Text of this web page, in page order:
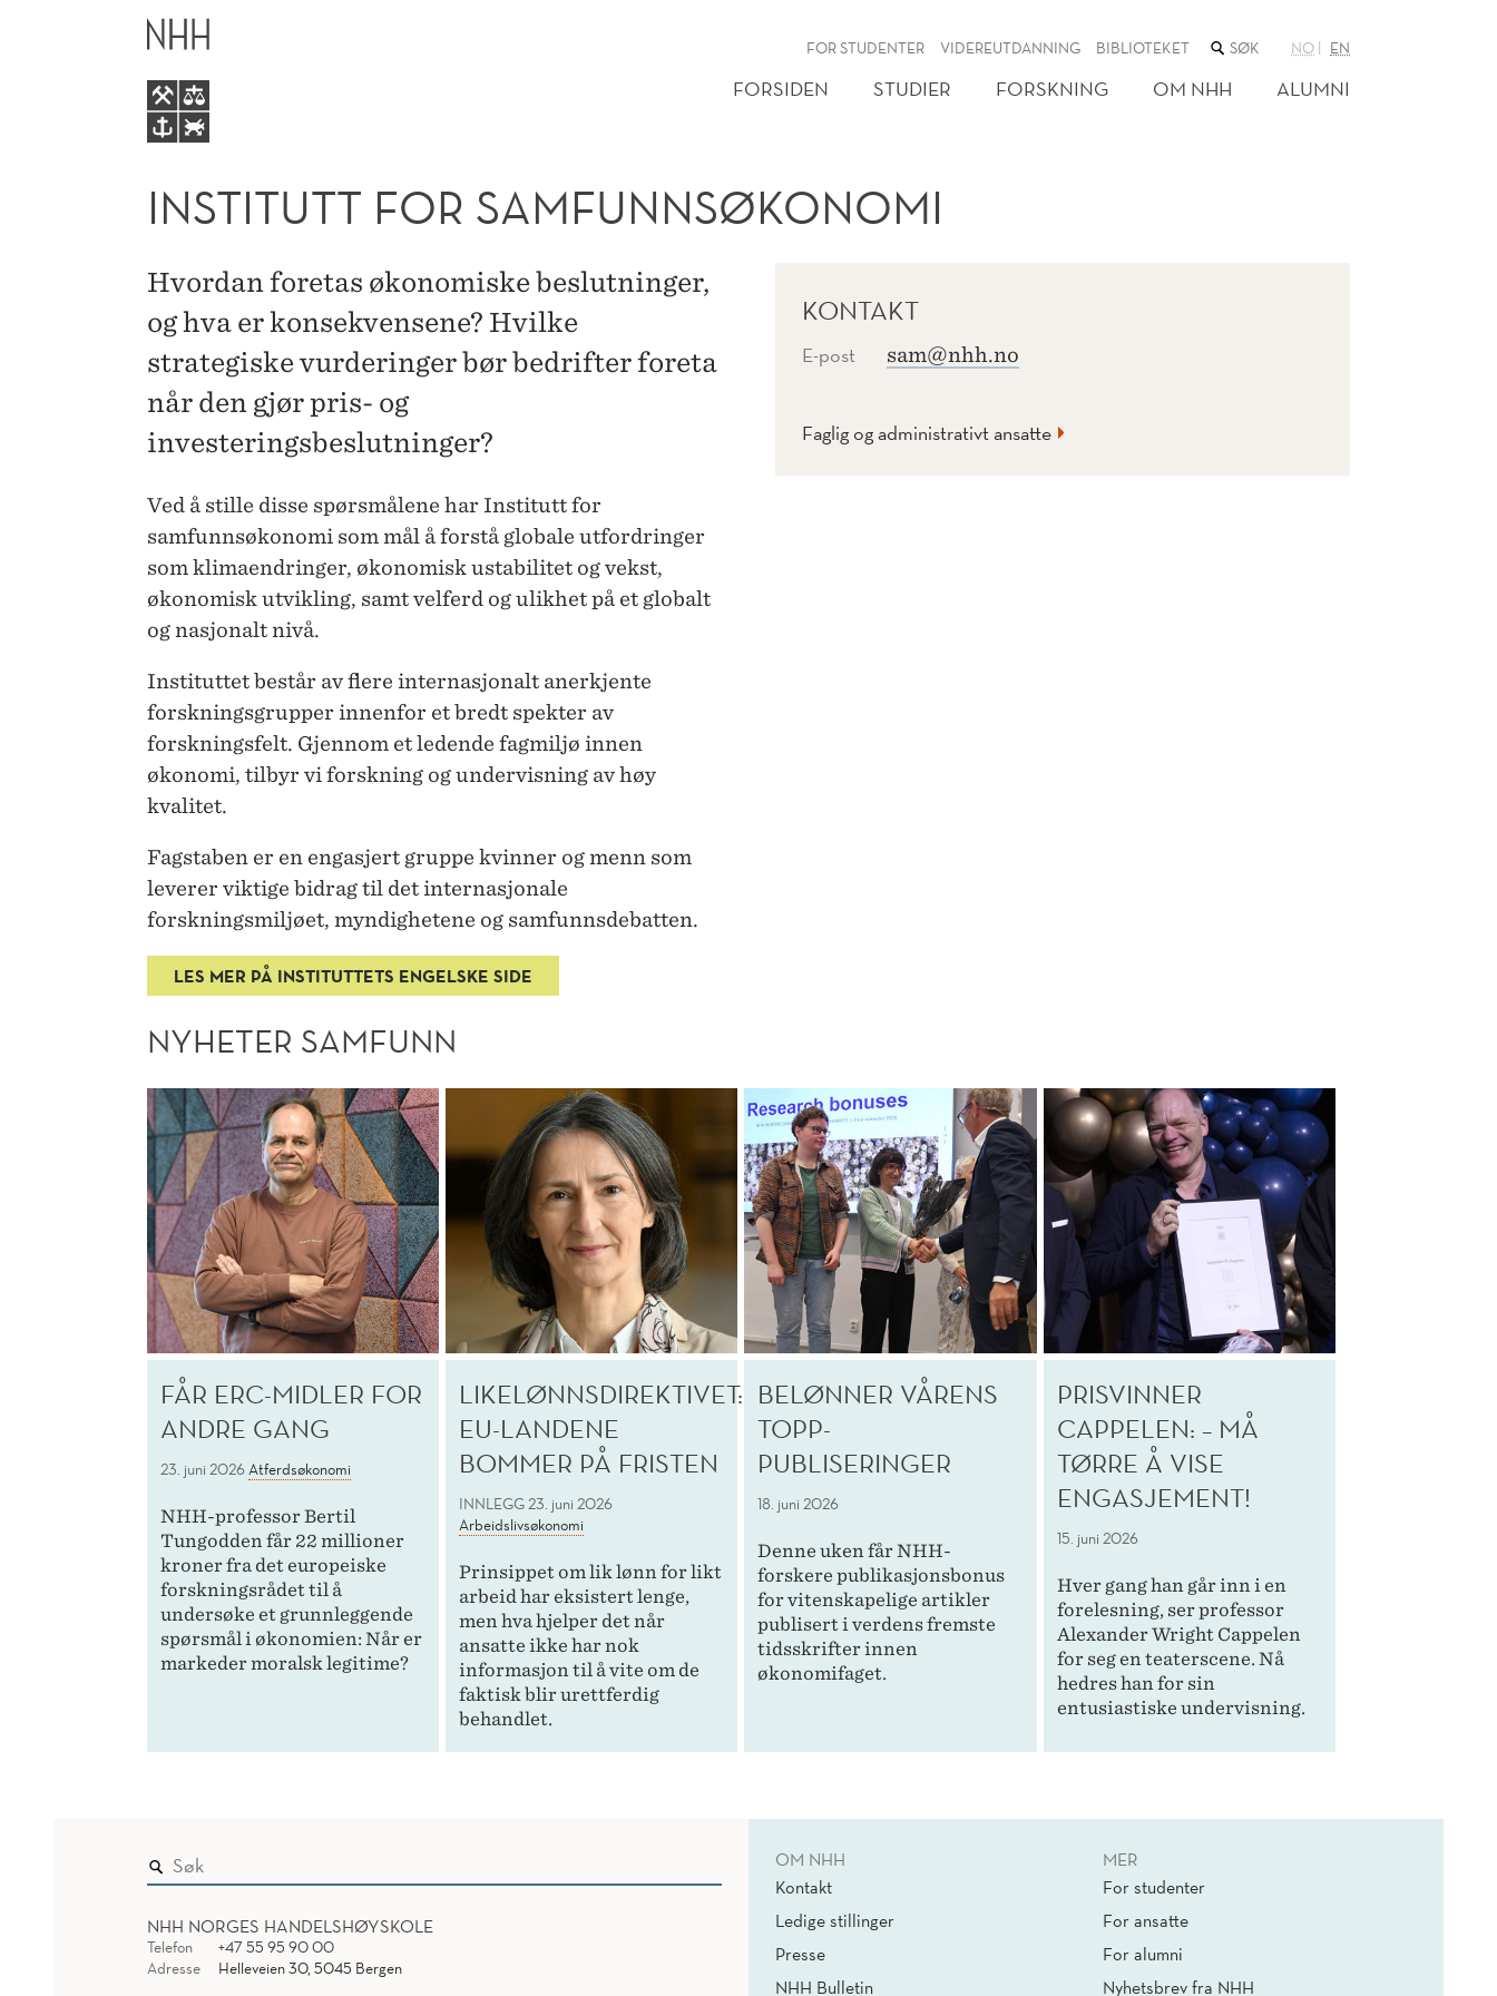
INSTITUTT
SAMFUNNSØKONOMI
FOR STUDENTER VIDEREUTDANNING BIBLIOTEKET SØK
NETTSTEDET
NO EN
FORSIDEN STUDIER FORSKNING OM NHH ALUMNI
INSTITUTT FOR SAMFUNNSØKONOMI
Hvordan foretas økonomiske beslutninger,
og hva er konsekvensene? Hvilke
strategiske vurderinger bør bedrifter foreta
når den gjør pris- og
investeringsbeslutninger?
Ved å stille disse spørsmålene har Institutt for
samfunnsøkonomi som mål å forstå globale utfordringer
som klimaendringer, økonomisk ustabilitet og vekst,
økonomisk utvikling, samt velferd og ulikhet på et globalt
og nasjonalt nivå.
Instituttet består av flere internasjonalt anerkjente
forskningsgrupper innenfor et bredt spekter av
forskningsfelt. Gjennom et ledende fagmiljø innen
økonomi, tilbyr vi forskning og undervisning av høy
kvalitet.
Fagstaben er en engasjert gruppe kvinner og menn som
leverer viktige bidrag til det internasjonale
forskningsmiljøet, myndighetene og samfunnsdebatten.
LES MER PÅ INSTITUTTETS ENGELSKE SIDE
KONTAKT
E-post sam@nhh.no
Faglig og administrativt ansatte
NYHETER SAMFUNN
FÅR ERC-MIDLER FOR
ANDRE GANG
23. juni 2026Atferdsøkonomi
NHH-professor Bertil
Tungodden får 22 millioner
kroner fra det europeiske
forskningsrådet til å
undersøke et grunnleggende
spørsmål i økonomien: Når er
markeder moralsk legitime?
LIKELØNNSDIREKTIVET:
EU-LANDENE
BOMMER PÅ FRISTEN
INNLEGG23. juni 2026
Arbeidslivsøkonomi
Prinsippet om lik lønn for likt
arbeid har eksistert lenge,
men hva hjelper det når
ansatte ikke har nok
informasjon til å vite om de
faktisk blir urettferdig
behandlet.
BELØNNER VÅRENS
TOPP-
PUBLISERINGER
18. juni 2026
Denne uken får NHH-
forskere publikasjonsbonus
for vitenskapelige artikler
publisert i verdens fremste
tidsskrifter innen
økonomifaget.
PRISVINNER
CAPPELEN: – MÅ
TØRRE Å VISE
ENGASJEMENT!
15. juni 2026
Hver gang han går inn i en
forelesning, ser professor
Alexander Wright Cappelen
for seg en teaterscene. Nå
hedres han for sin
entusiastiske undervisning.
NHH NORGES HANDELSHØYSKOLE
Telefon
+47 55 95 90 00
Adresse
Helleveien 30, 5045 Bergen
OM NHH
Kontakt
Ledige stillinger
Presse
NHH Bulletin
MER
For studenter
For ansatte
For alumni
Nyhetsbrev fra NHH